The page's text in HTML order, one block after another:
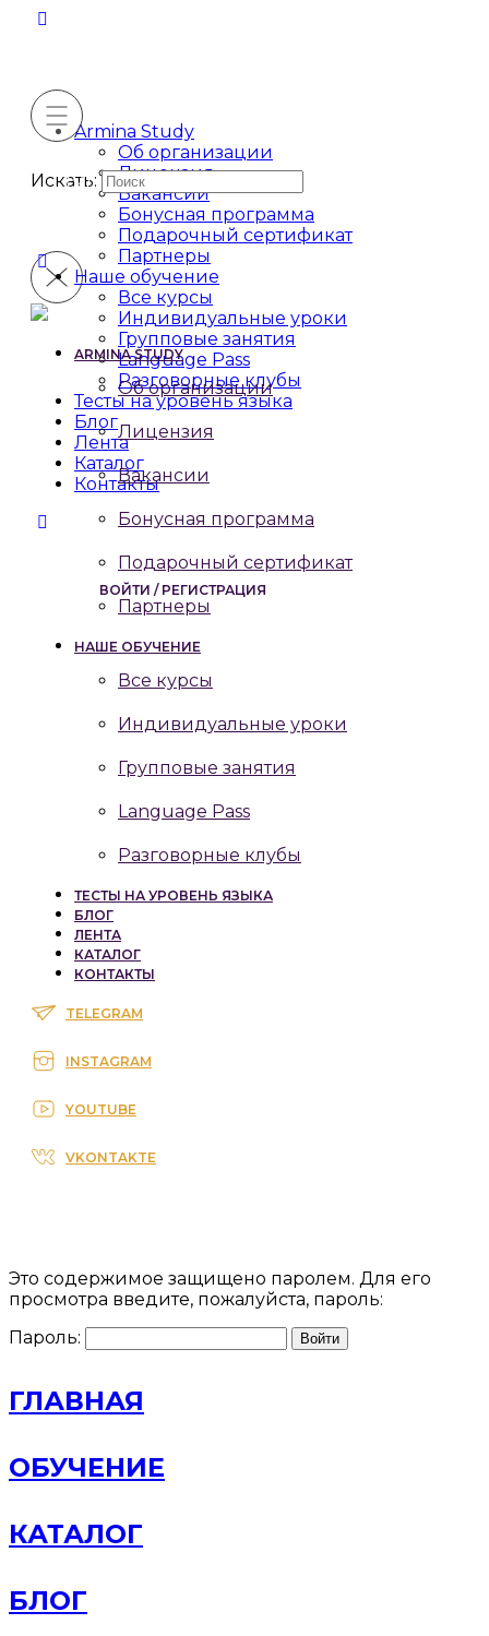
Armina Study
Об организации
Лицензия
Вакансии
Бонусная программа
Подарочный сертификат
Партнеры
Наше обучение
Все курсы
Индивидуальные уроки
Групповые занятия
Language Pass
Разговорные клубы
Тесты на уровень языка
Блог
Лента
Каталог
Контакты
ВОЙТИ / РЕГИСТРАЦИЯ
Искать:
ARMINA STUDY
Об организации
Лицензия
Вакансии
Бонусная программа
Подарочный сертификат
Партнеры
НАШЕ ОБУЧЕНИЕ
Все курсы
Индивидуальные уроки
Групповые занятия
Language Pass
Разговорные клубы
ТЕСТЫ НА УРОВЕНЬ ЯЗЫКА
БЛОГ
ЛЕНТА
КАТАЛОГ
КОНТАКТЫ
TELEGRAM
INSTAGRAM
YOUTUBE
VKONTAKTE
Это содержимое защищено паролем. Для его
просмотра введите, пожалуйста, пароль:
Пароль:
ГЛАВНАЯ
ОБУЧЕНИЕ
КАТАЛОГ
БЛОГ